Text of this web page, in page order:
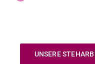
UNSERE